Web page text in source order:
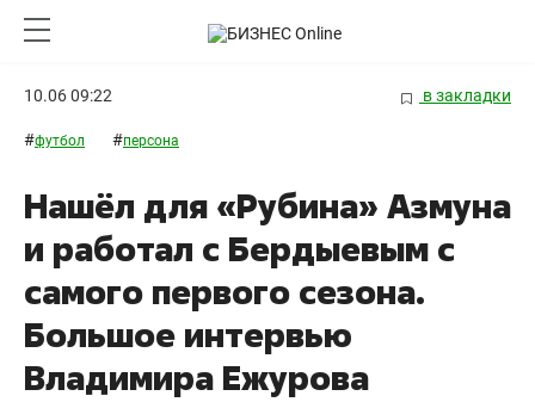
10.06 09:22 в закладки
#футбол #персона
Нашёл для «Рубина» Азмуна
и работал с Бердыевым с
самого первого сезона.
Большое интервью
Владимира Ежурова